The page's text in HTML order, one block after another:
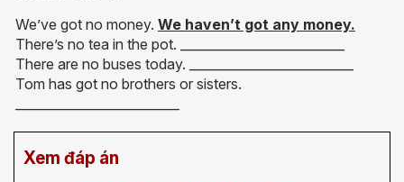
We’ve got no money. We haven’t got any money.
There’s no tea in the pot. __________________________
There are no buses today. __________________________
Tom has got no brothers or sisters.
Xem đáp án